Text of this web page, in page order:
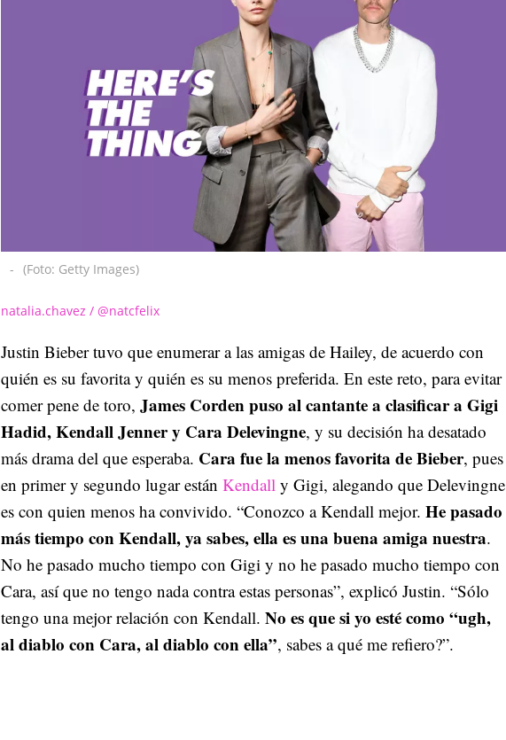
- (Foto: Getty Images)
natalia.chavez / @natcfelix
Justin Bieber tuvo que enumerar a las amigas de Hailey, de acuerdo con
quién es su favorita y quién es su menos preferida. En este reto, para evitar
comer pene de toro, James Corden puso al cantante a clasificar a Gigi
Hadid, Kendall Jenner y Cara Delevingne, y su decisión ha desatado
más drama del que esperaba. Cara fue la menos favorita de Bieber, pues
en primer y segundo lugar están Kendall y Gigi, alegando que Delevingne
es con quien menos ha convivido. “Conozco a Kendall mejor. He pasado
más tiempo con Kendall, ya sabes, ella es una buena amiga nuestra.
No he pasado mucho tiempo con Gigi y no he pasado mucho tiempo con
Cara, así que no tengo nada contra estas personas”, explicó Justin. “Sólo
tengo una mejor relación con Kendall. No es que si yo esté como “ugh,
al diablo con Cara, al diablo con ella”, sabes a qué me refiero?”.